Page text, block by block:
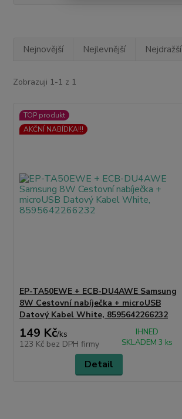
Nejnovější Nejlevnější Nejdražší
Zobrazuji 1-1 z 1
TOP produkt
AKČNÍ NABÍDKA!!!
EP-TA50EWE + ECB-DU4AWE Samsung
8W Cestovní nabíječka + microUSB
Datový Kabel White, 8595642266232
149 Kč/ks
123 Kč bez DPH firmy
IHNED
SKLADEM 3 ks
Detail